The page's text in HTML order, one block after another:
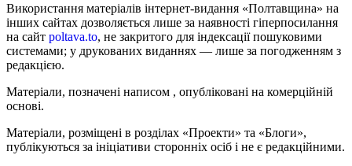
Використання матеріалів інтернет-видання «Полтавщина» на
інших сайтах дозволяється лише за наявності гіперпосилання
на сайт poltava.to, не закритого для індексації пошуковими
системами; у друкованих виданнях — лише за погодженням з
редакцією.
Матеріали, позначені написом , опубліковані на комерційній
основі.
Матеріали, розміщені в розділах «Проекти» та «Блоги»,
публікуються за ініціативи сторонніх осіб і не є редакційними.